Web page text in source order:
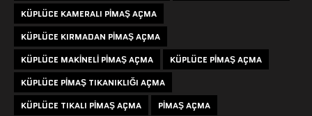
KÜPLÜCE KAMERALI PIMAŞ AÇMA
KÜPLÜCE KIRMADAN PIMAŞ AÇMA
KÜPLÜCE MAKINELI PIMAŞ AÇMA
KÜPLÜCE PIMAŞ AÇMA
KÜPLÜCE PIMAŞ TIKANIKLIĞI AÇMA
KÜPLÜCE TIKALI PIMAŞ AÇMA
PIMAŞ AÇMA